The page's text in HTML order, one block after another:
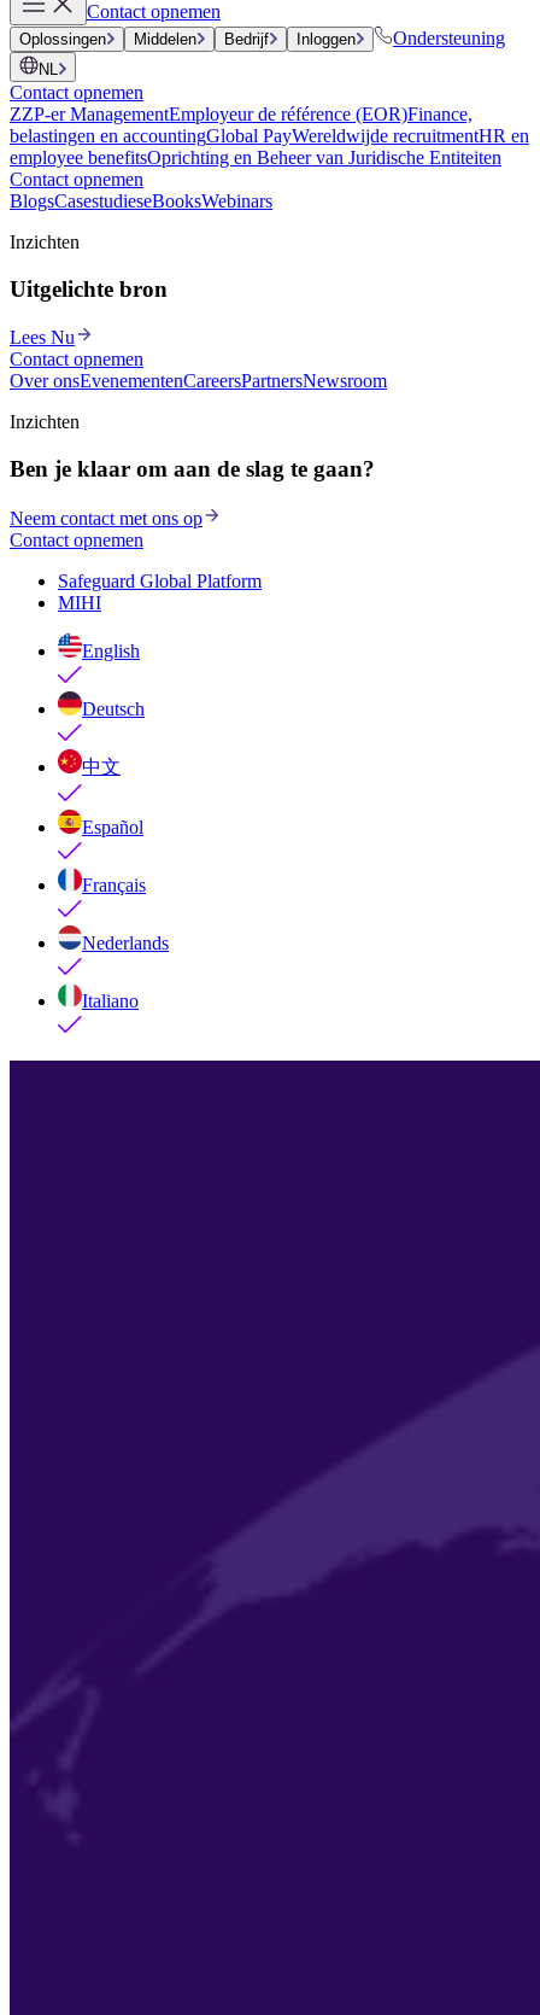
Contact opnemen
Oplossingen Middelen Bedrijf Inloggen Ondersteuning
NL
Contact opnemen
ZZP-er ManagementEmployeur de référence (EOR)Finance,
belastingen en accountingGlobal PayWereldwijde recruitmentHR en
employee benefitsOprichting en Beheer van Juridische Entiteiten
Contact opnemen
BlogsCasestudieseBooksWebinars
Inzichten
Uitgelichte bron
Lees Nu
Contact opnemen
Over onsEvenementenCareersPartnersNewsroom
Inzichten
Ben je klaar om aan de slag te gaan?
Neem contact met ons op
Contact opnemen
Safeguard Global Platform
MIHI
English
Deutsch
中文
Español
Français
Nederlands
Italiano